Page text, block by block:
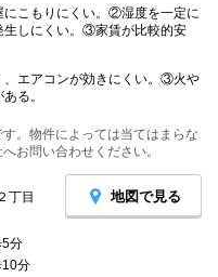
こもりにくい。②湿度を一定に
生しにくい。③家賃が比較的安
エアコンが効きにくい。③火や
る。
。物件によっては当てはまらな
お問い合わせください。
丁目 地図で見る
分
分